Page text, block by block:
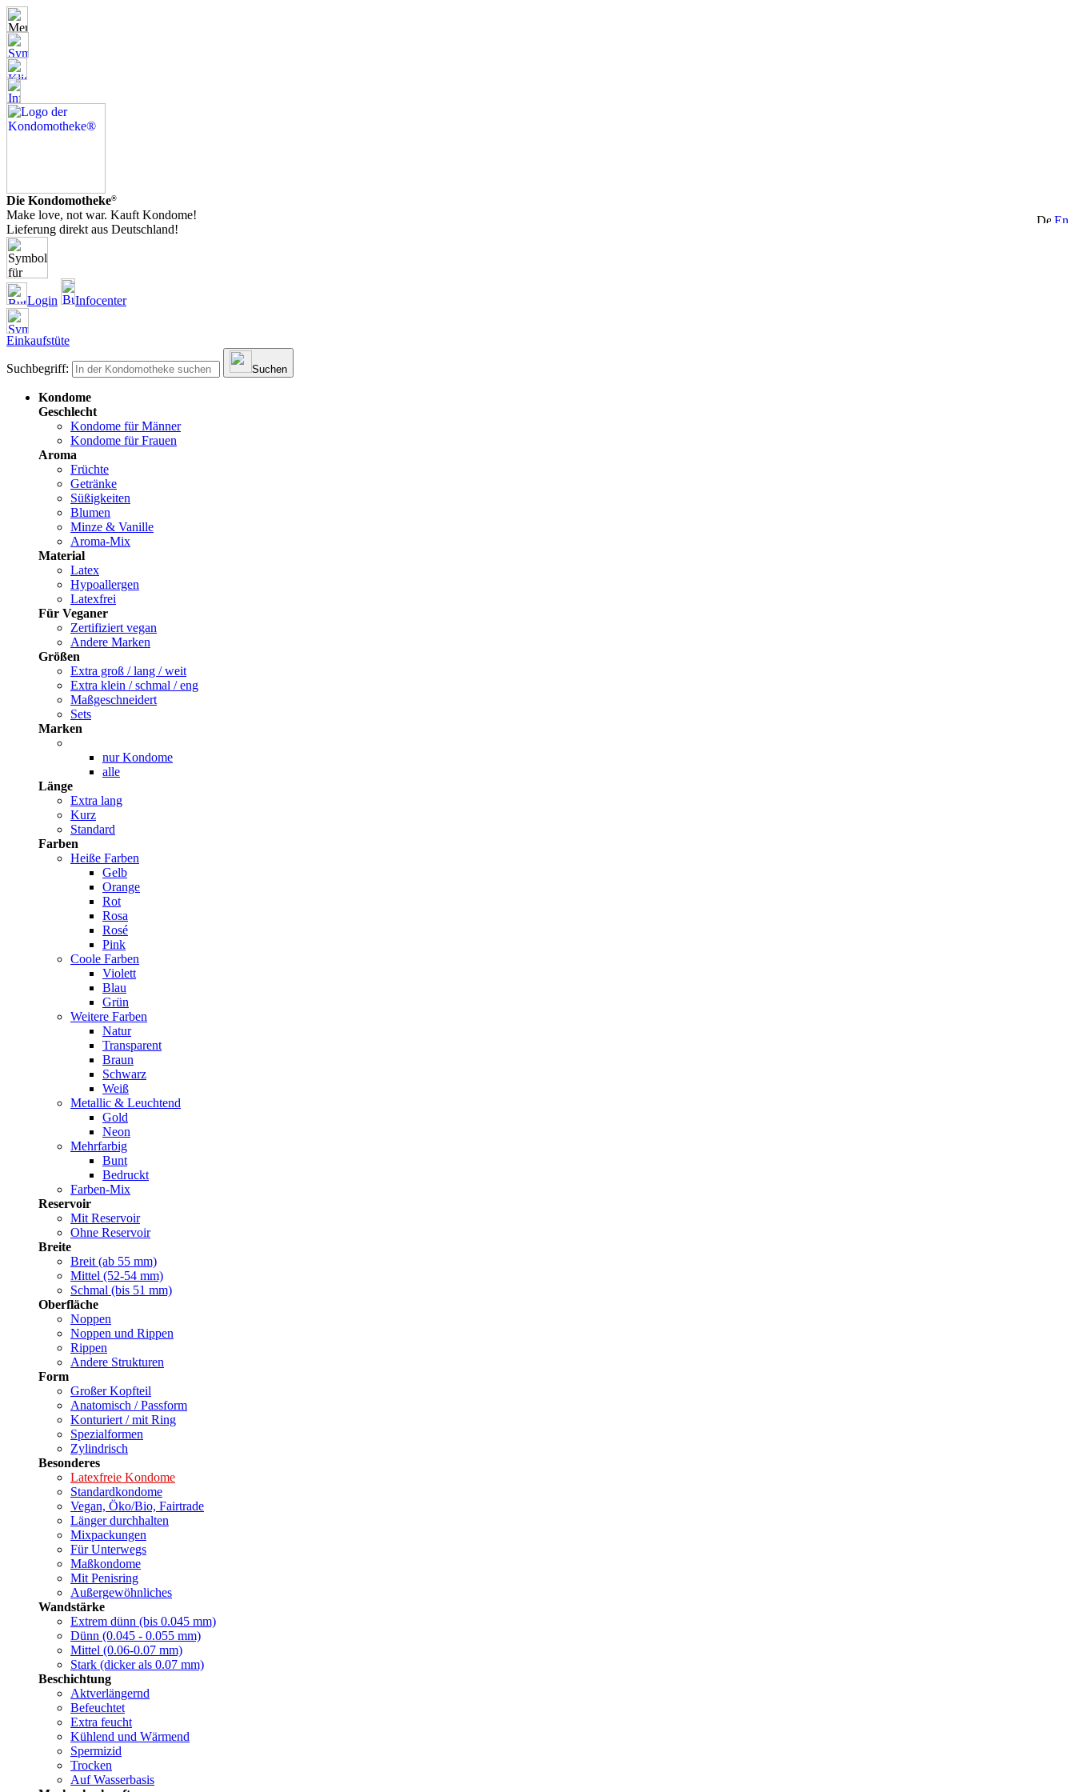
Die Kondomotheke®
Make love, not war. Kauft Kondome!
Lieferung direkt aus Deutschland!
Login Infocenter
Einkaufstüte
Suchbegriff: Suchen
Kondome
Geschlecht
Kondome für Männer
Kondome für Frauen
Aroma
Früchte
Getränke
Süßigkeiten
Blumen
Minze & Vanille
Aroma-Mix
Material
Latex
Hypoallergen
Latexfrei
Für Veganer
Zertifiziert vegan
Andere Marken
Größen
Extra groß / lang / weit
Extra klein / schmal / eng
Maßgeschneidert
Sets
Marken
nur Kondome
alle
Länge
Extra lang
Kurz
Standard
Farben
Heiße Farben
Gelb
Orange
Rot
Rosa
Rosé
Pink
Coole Farben
Violett
Blau
Grün
Weitere Farben
Natur
Transparent
Braun
Schwarz
Weiß
Metallic & Leuchtend
Gold
Neon
Mehrfarbig
Bunt
Bedruckt
Farben-Mix
Reservoir
Mit Reservoir
Ohne Reservoir
Breite
Breit (ab 55 mm)
Mittel (52-54 mm)
Schmal (bis 51 mm)
Oberfläche
Noppen
Noppen und Rippen
Rippen
Andere Strukturen
Form
Großer Kopfteil
Anatomisch / Passform
Konturiert / mit Ring
Spezialformen
Zylindrisch
Besonderes
Latexfreie Kondome
Standardkondome
Vegan, Öko/Bio, Fairtrade
Länger durchhalten
Mixpackungen
Für Unterwegs
Maßkondome
Mit Penisring
Außergewöhnliches
Wandstärke
Extrem dünn (bis 0.045 mm)
Dünn (0.045 - 0.055 mm)
Mittel (0.06-0.07 mm)
Stark (dicker als 0.07 mm)
Beschichtung
Aktverlängernd
Befeuchtet
Extra feucht
Kühlend und Wärmend
Spermizid
Trocken
Auf Wasserbasis